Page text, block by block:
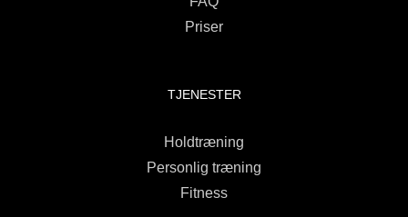
Priser
TJENESTER
Holdtræning
Personlig træning
Fitness